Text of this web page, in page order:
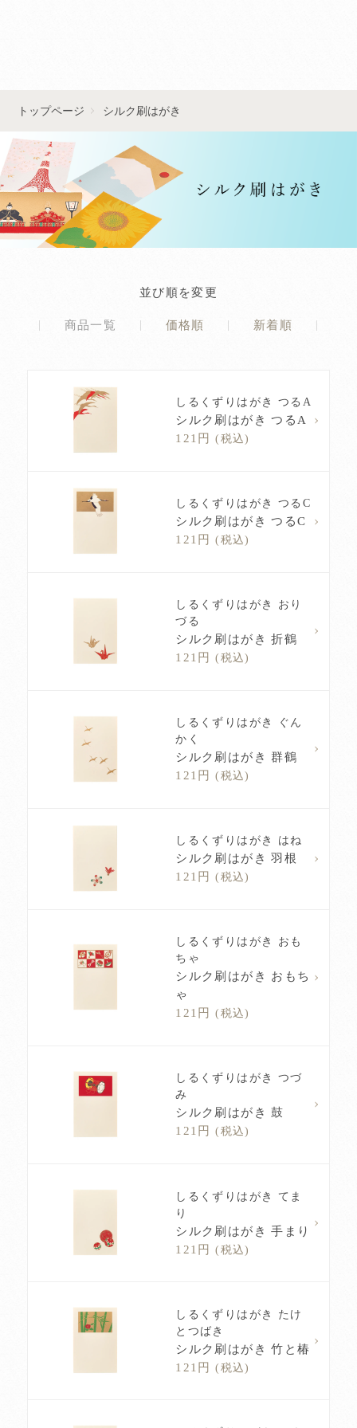
トップページ シルク刷はがき
並び順を変更
商品一覧 価格順 新着順
しるくずりはがき つるA
シルク刷はがき つるA
121円(税込)
しるくずりはがき つるC
シルク刷はがき つるC
121円(税込)
しるくずりはがき おり
づる
シルク刷はがき 折鶴
121円(税込)
しるくずりはがき ぐん
かく
シルク刷はがき 群鶴
121円(税込)
しるくずりはがき はね
シルク刷はがき 羽根
121円(税込)
しるくずりはがき おも
ちゃ
シルク刷はがき おもち
ゃ
121円(税込)
しるくずりはがき つづ
み
シルク刷はがき 鼓
121円(税込)
しるくずりはがき てま
り
シルク刷はがき 手まり
121円(税込)
しるくずりはがき たけ
とつばき
シルク刷はがき 竹と椿
121円(税込)